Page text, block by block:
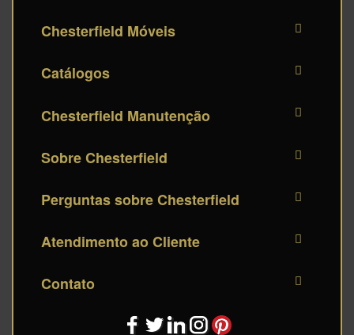
Chesterfield Móveis
Catálogos
Chesterfield Manutenção
Sobre Chesterfield
Perguntas sobre Chesterfield
Atendimento ao Cliente
Contato